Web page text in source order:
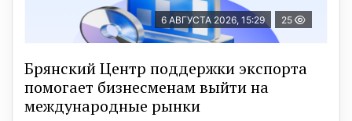
6 АВГУСТА 2026, 15:29 25
Брянский Центр поддержки экспорта
помогает бизнесменам выйти на
международные рынки